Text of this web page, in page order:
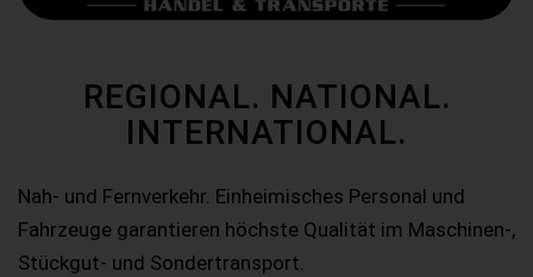
REGIONAL. NATIONAL.
INTERNATIONAL.
Nah- und Fernverkehr. Einheimisches Personal und
Fahrzeuge garantieren höchste Qualität im Maschinen-,
Stückgut- und Sondertransport.